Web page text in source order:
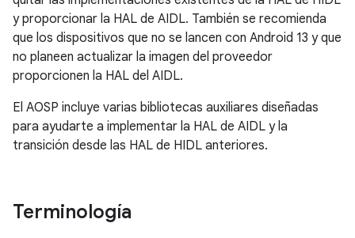
y proporcionar la HAL de AIDL. También se recomienda
que los dispositivos que no se lancen con Android 13 y que
no planeen actualizar la imagen del proveedor
proporcionen la HAL del AIDL.
El AOSP incluye varias bibliotecas auxiliares diseñadas
para ayudarte a implementar la HAL de AIDL y la
transición desde las HAL de HIDL anteriores.
Terminología